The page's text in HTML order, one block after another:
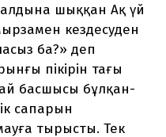
шыққан Ақ үй
кездесуден
ба?» деп
пікірін тағы
басшысы бұлқан-
сапарын
тырысты. Тек